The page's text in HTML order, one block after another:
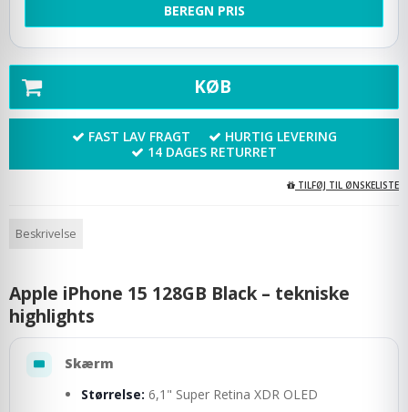
BEREGN PRIS
KØB
FAST LAV FRAGT
HURTIG LEVERING
14 DAGES RETURRET
TILFØJ TIL ØNSKELISTE
Beskrivelse
Apple iPhone 15 128GB Black – tekniske
highlights
Skærm
Størrelse: 6,1" Super Retina XDR OLED